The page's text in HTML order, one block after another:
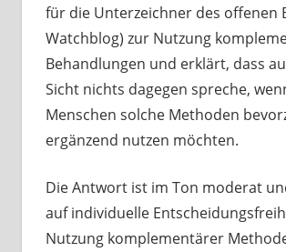
für die Unterzeichner des offenen
Watchblog) zur Nutzung
Behandlungen und erklärt, dass
Sicht nichts dagegen spreche,
Menschen solche Methoden
ergänzend nutzen möchten.
Die Antwort ist im Ton moderat
auf individuelle
Nutzung komplementärer